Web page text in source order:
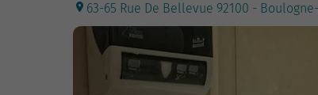
63-65 Rue De Bellevue 92100 -